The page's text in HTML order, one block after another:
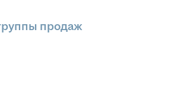
продаж